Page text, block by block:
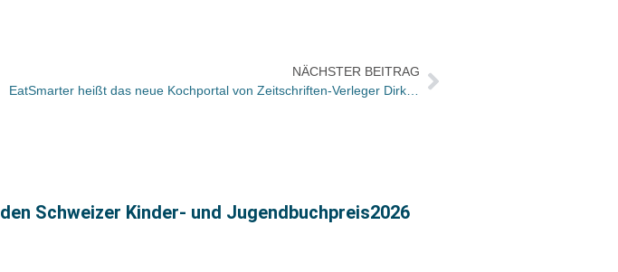
NÄCHSTER BEITRAG
Schweizer Kinder- und Jugendbuchpreis2026